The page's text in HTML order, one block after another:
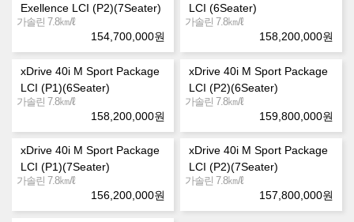
Exellence LCI (P2)(7Seater)
가솔린 7.8㎞/ℓ
154,700,000원
LCI (6Seater)
가솔린 7.8㎞/ℓ
158,200,000원
xDrive 40i M Sport Package
LCI (P1)(6Seater)
가솔린 7.8㎞/ℓ
158,200,000원
xDrive 40i M Sport Package
LCI (P2)(6Seater)
가솔린 7.8㎞/ℓ
159,800,000원
xDrive 40i M Sport Package
LCI (P1)(7Seater)
가솔린 7.8㎞/ℓ
156,200,000원
xDrive 40i M Sport Package
LCI (P2)(7Seater)
가솔린 7.8㎞/ℓ
157,800,000원